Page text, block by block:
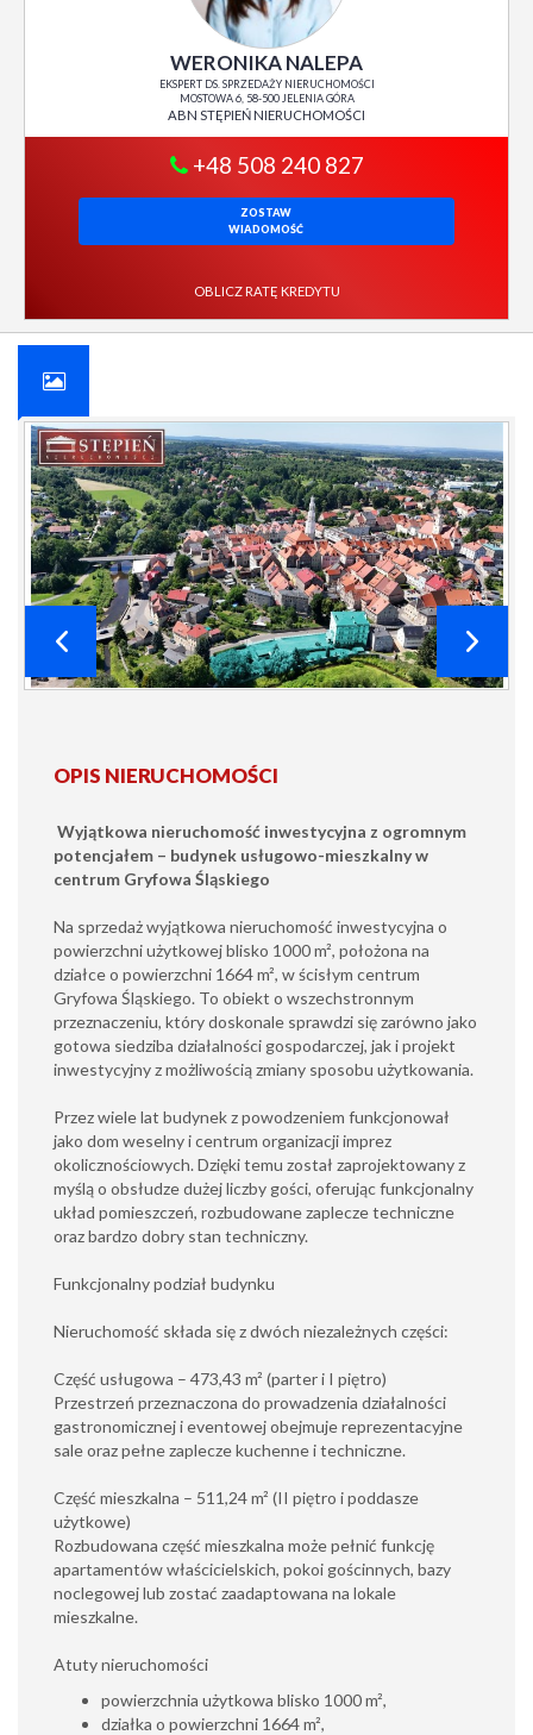
WERONIKA NALEPA
EKSPERT DS. SPRZEDAŻY NIERUCHOMOŚCI
MOSTOWA 6, 58-500 JELENIA GÓRA
ABN STĘPIEŃ NIERUCHOMOŚCI
+48 508 240 827
ZOSTAW
WIADOMOŚĆ
OBLICZ RATĘ KREDYTU
OPIS NIERUCHOMOŚCI
Wyjątkowa nieruchomość inwestycyjna z ogromnym
potencjałem – budynek usługowo-mieszkalny w
centrum Gryfowa Śląskiego
Na sprzedaż wyjątkowa nieruchomość inwestycyjna o
powierzchni użytkowej blisko 1000 m², położona na
działce o powierzchni 1664 m², w ścisłym centrum
Gryfowa Śląskiego. To obiekt o wszechstronnym
przeznaczeniu, który doskonale sprawdzi się zarówno jako
gotowa siedziba działalności gospodarczej, jak i projekt
inwestycyjny z możliwością zmiany sposobu użytkowania.
Przez wiele lat budynek z powodzeniem funkcjonował
jako dom weselny i centrum organizacji imprez
okolicznościowych. Dzięki temu został zaprojektowany z
myślą o obsłudze dużej liczby gości, oferując funkcjonalny
układ pomieszczeń, rozbudowane zaplecze techniczne
oraz bardzo dobry stan techniczny.
Funkcjonalny podział budynku
Nieruchomość składa się z dwóch niezależnych części:
Część usługowa – 473,43 m² (parter i I piętro)
Przestrzeń przeznaczona do prowadzenia działalności
gastronomicznej i eventowej obejmuje reprezentacyjne
sale oraz pełne zaplecze kuchenne i techniczne.
Część mieszkalna – 511,24 m² (II piętro i poddasze
użytkowe)
Rozbudowana część mieszkalna może pełnić funkcję
apartamentów właścicielskich, pokoi gościnnych, bazy
noclegowej lub zostać zaadaptowana na lokale
mieszkalne.
Atuty nieruchomości
powierzchnia użytkowa blisko 1000 m²,
działka o powierzchni 1664 m²,